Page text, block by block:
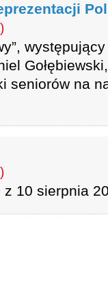
seniorów na
z 10 sierpnia